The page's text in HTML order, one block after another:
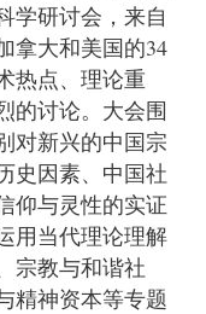
学研讨会，来自
拿大和美国的34
热点、理论重
的讨论。大会围
对新兴的中国宗
史因素、中国社
仰与灵性的实证
用当代理论理解
宗教与和谐社
精神资本等专题